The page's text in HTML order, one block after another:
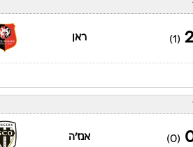
(1) ראן
(0) אנז'ה